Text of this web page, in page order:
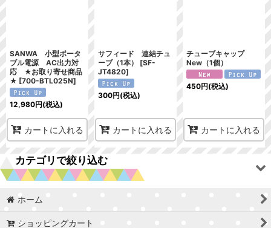
SANWA 小型ポータ
ブル電源 AC出力対
応 ★お取り寄せ商品
★ [700-BTL025N]
12,980円(税込)
カートに入れる
サフィード 連結チュ
ーブ（1本）
[SF-
JT4820]
300円(税込)
カートに入れる
チューブキャップ
New（1個）
450円(税込)
カートに入れる
カテゴリで絞り込む
持続吸引器
ホーム
ショッピングカート